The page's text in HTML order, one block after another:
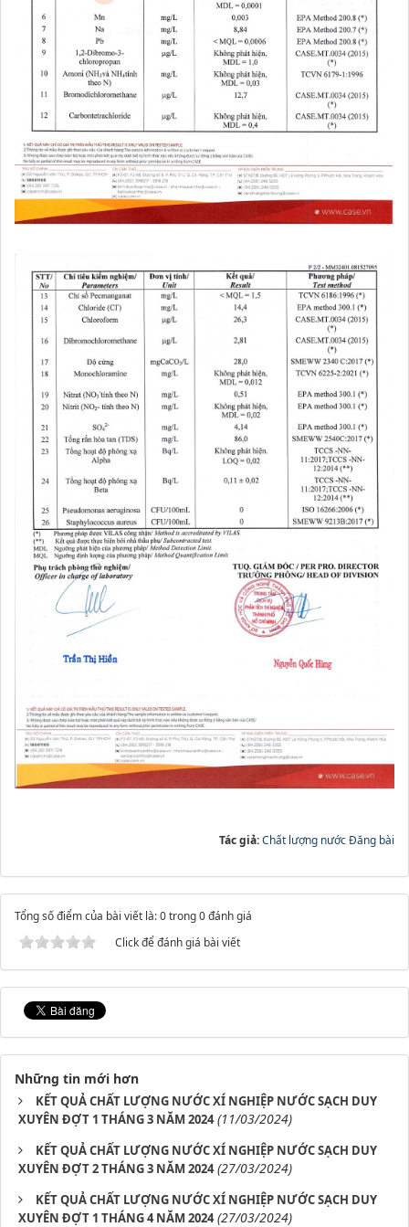
Tác giả:Chất lượng nước Đăng bài
Tổng số điểm của bài viết là: 0 trong 0 đánh giá
Click để đánh giá bài viết
Những tin mới hơn
KẾT QUẢ CHẤT LƯỢNG NƯỚC XÍ NGHIỆP NƯỚC SẠCH DUY
XUYÊN ĐỢT 1 THÁNG 3 NĂM 2024 (11/03/2024)
KẾT QUẢ CHẤT LƯỢNG NƯỚC XÍ NGHIỆP NƯỚC SẠCH DUY
XUYÊN ĐỢT 2 THÁNG 3 NĂM 2024 (27/03/2024)
KẾT QUẢ CHẤT LƯỢNG NƯỚC XÍ NGHIỆP NƯỚC SẠCH DUY
XUYÊN ĐỢT 1 THÁNG 4 NĂM 2024 (27/03/2024)